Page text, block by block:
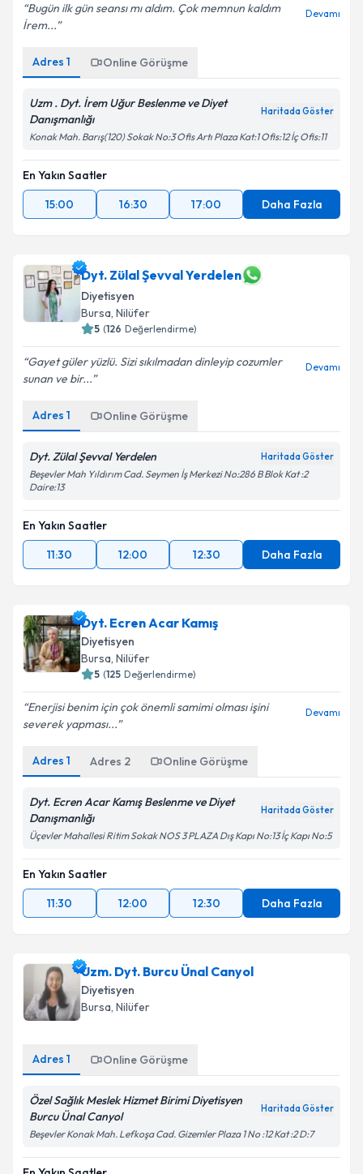
Bugün ilk gün seansı mı aldım. Çok memnun kaldım
İrem...
Devamı
Adres 1 Online Görüşme
Uzm . Dyt. İrem Uğur Beslenme ve Diyet
Danışmanlığı
Haritada Göster
Konak Mah. Barış(120) Sokak No:3 Ofis Artı Plaza Kat:1 Ofis:12 İç Ofis:11
En Yakın Saatler
15:00
16:30 17:00 Daha Fazla
Dyt. Zülal Şevval Yerdelen
Diyetisyen
Bursa, Nilüfer
5 (126 Değerlendirme)
Gayet güler yüzlü. Sizi sıkılmadan dinleyip cozumler
sunan ve bir...
Devamı
Adres 1 Online Görüşme
Dyt. Zülal Şevval Yerdelen Haritada Göster
Beşevler Mah Yıldırım Cad. Seymen İş Merkezi No:286 B Blok Kat :2
Daire:13
En Yakın Saatler
11:30
12:00 12:30 Daha Fazla
Dyt. Ecren Acar Kamış
Diyetisyen
Bursa, Nilüfer
5 (125 Değerlendirme)
Enerjisi benim için çok önemli samimi olması işini
severek yapması...
Devamı
Adres 1 Adres 2 Online Görüşme
Dyt. Ecren Acar Kamış Beslenme ve Diyet
Danışmanlığı
Haritada Göster
Üçevler Mahallesi Ritim Sokak NOS 3 PLAZA Dış Kapı No:13 İç Kapı No:5
En Yakın Saatler
11:30
12:00 12:30 Daha Fazla
Uzm. Dyt. Burcu Ünal Canyol
Diyetisyen
Bursa, Nilüfer
Adres 1 Online Görüşme
Özel Sağlık Meslek Hizmet Birimi Diyetisyen
Burcu Ünal Canyol
Haritada Göster
Beşevler Konak Mah. Lefkoşa Cad. Gizemler Plaza 1 No :12 Kat :2 D:7